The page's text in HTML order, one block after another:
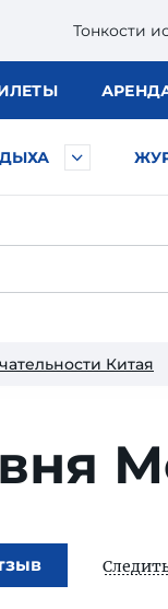
Тонкости
Китая